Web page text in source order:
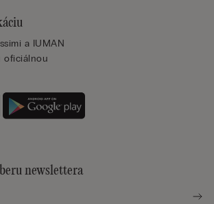
a IUMAN
oficiálnou
newslettera